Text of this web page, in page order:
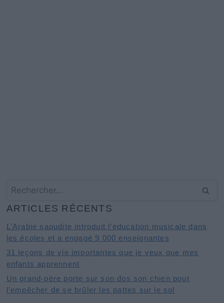
Rechercher :
ARTICLES RÉCENTS
L’Arabie saoudite introduit l’éducation musicale dans
les écoles et a engagé 9 000 enseignantes
31 leçons de vie importantes que je veux que mes
enfants apprennent
Un grand-père porte sur son dos son chien pour
l’empêcher de se brûler les pattes sur le sol